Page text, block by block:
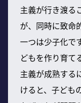
主義が行き渡る
が、同時に致命
一つは少子化で
どもを作り育て
主義が成熟する
けると、子ども